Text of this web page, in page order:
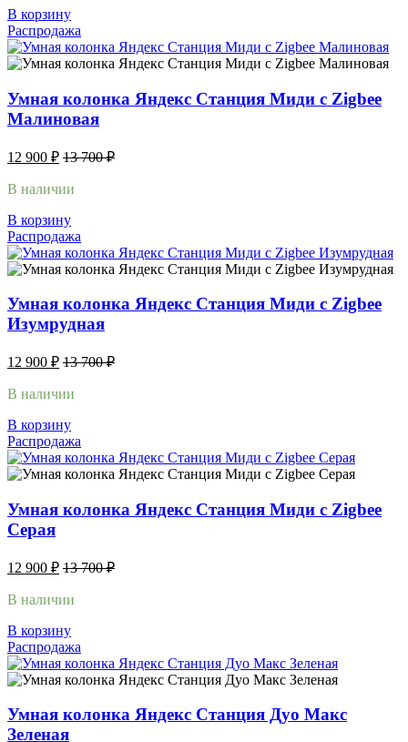
В корзину
Распродажа
Умная колонка Яндекс Станция Миди с Zigbee
Малиновая
12 900 ₽ 13 700₽
В наличии
В корзину
Распродажа
Умная колонка Яндекс Станция Миди с Zigbee
Изумрудная
12 900 ₽ 13 700₽
В наличии
В корзину
Распродажа
Умная колонка Яндекс Станция Миди с Zigbee
Серая
12 900 ₽ 13 700₽
В наличии
В корзину
Распродажа
Умная колонка Яндекс Станция Дуо Макс
Зеленая